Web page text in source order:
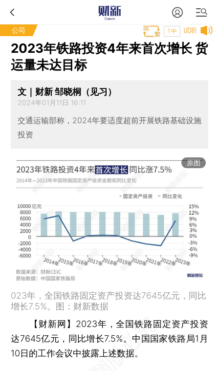
公司 试听
T中
2023年铁路投资4年来首次增长 货
运量未达目标
文｜财新 邹晓桐（见习）
2024年01月11日 16:11
交通运输部称，2024年要适度超前开展铁路基础设施
投资
原图
023年，全国铁路固定资产投资达7645亿元，同比
增长7.5%。图：财新数据
【财新网】 2023年，全国铁路固定资产投资
达7645亿元，同比增长7.5%。中国国家铁路局1月
10日的工作会议中披露上述数据。